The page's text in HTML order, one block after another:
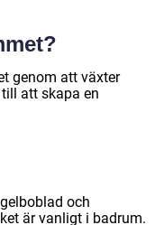
genom att växter
att skapa en
och
är vanligt i badrum.